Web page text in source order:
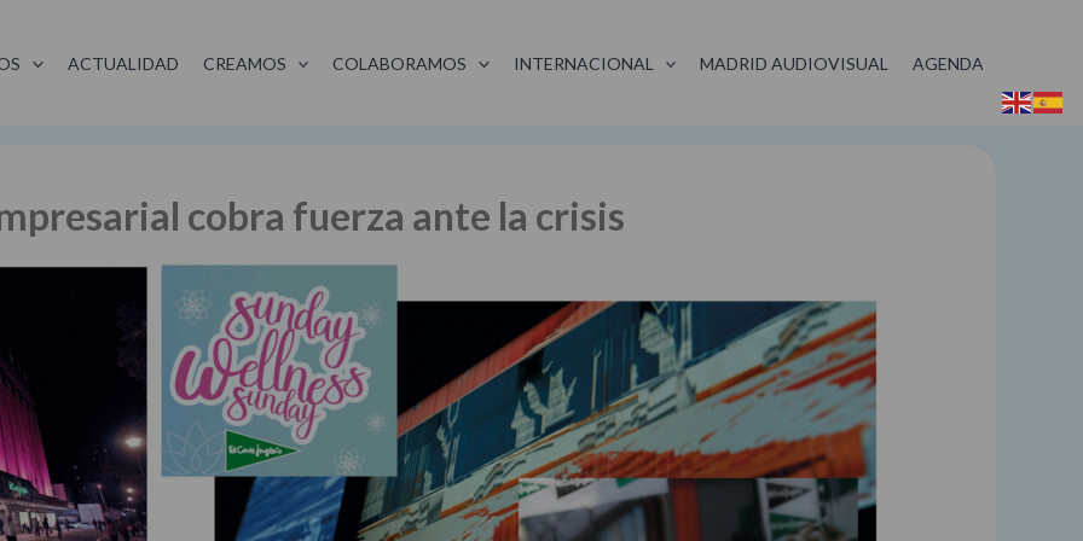
ACTUALIDAD CREAMOS COLABORAMOS INTERNACIONAL MADRID AUDIOVISUAL AGENDA
cobra fuerza ante la crisis